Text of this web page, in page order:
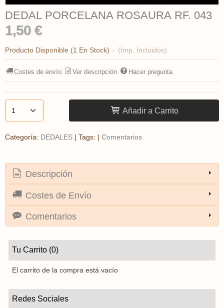
Tu Carrito (0)
El carrito de la compra está vacío
Redes Sociales
DEDAL PORCELANA ROSAURA RF. 043
1,50 €
Producto Disponible (1 En Stock) - (Imp. Incluidos)
Costes de envío Ver descripción Hacer pregunta
Añadir a Carrito
Categoría: DEDALES | Tags: | Comentarios
Descripción
Costes de Envío
Comentarios